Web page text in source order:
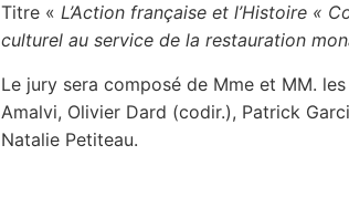
Titre « L’Action française et l’Histoire «
culturel au service de la restauration
Le jury sera composé de Mme et MM.
Amalvi, Olivier Dard (codir.), Patrick
Natalie Petiteau.